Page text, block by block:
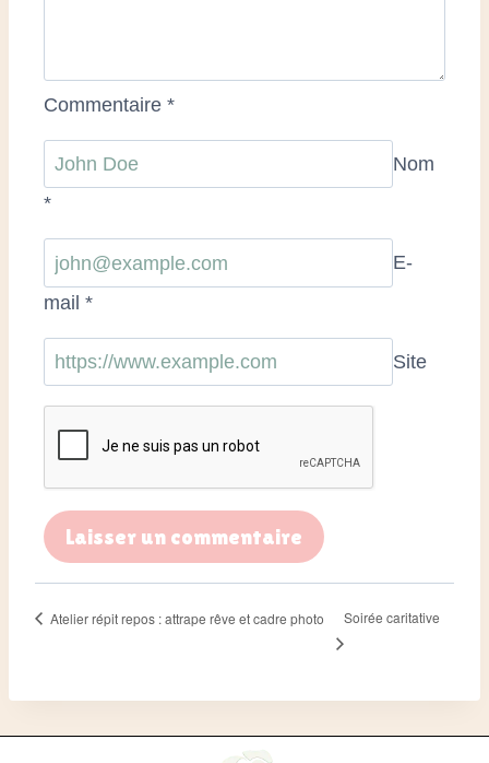
Commentaire *
Nom
*
E-
mail *
Site
Atelier répit repos : attrape rêve et cadre photo Soirée caritative